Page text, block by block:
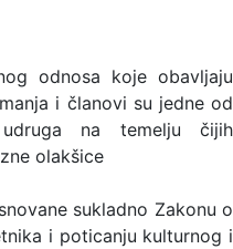
odnosa koje obavljaju
i članovi su jedne od
udruga na temelju čijih
olakšice
sukladno Zakonu o
i poticanju kulturnog i